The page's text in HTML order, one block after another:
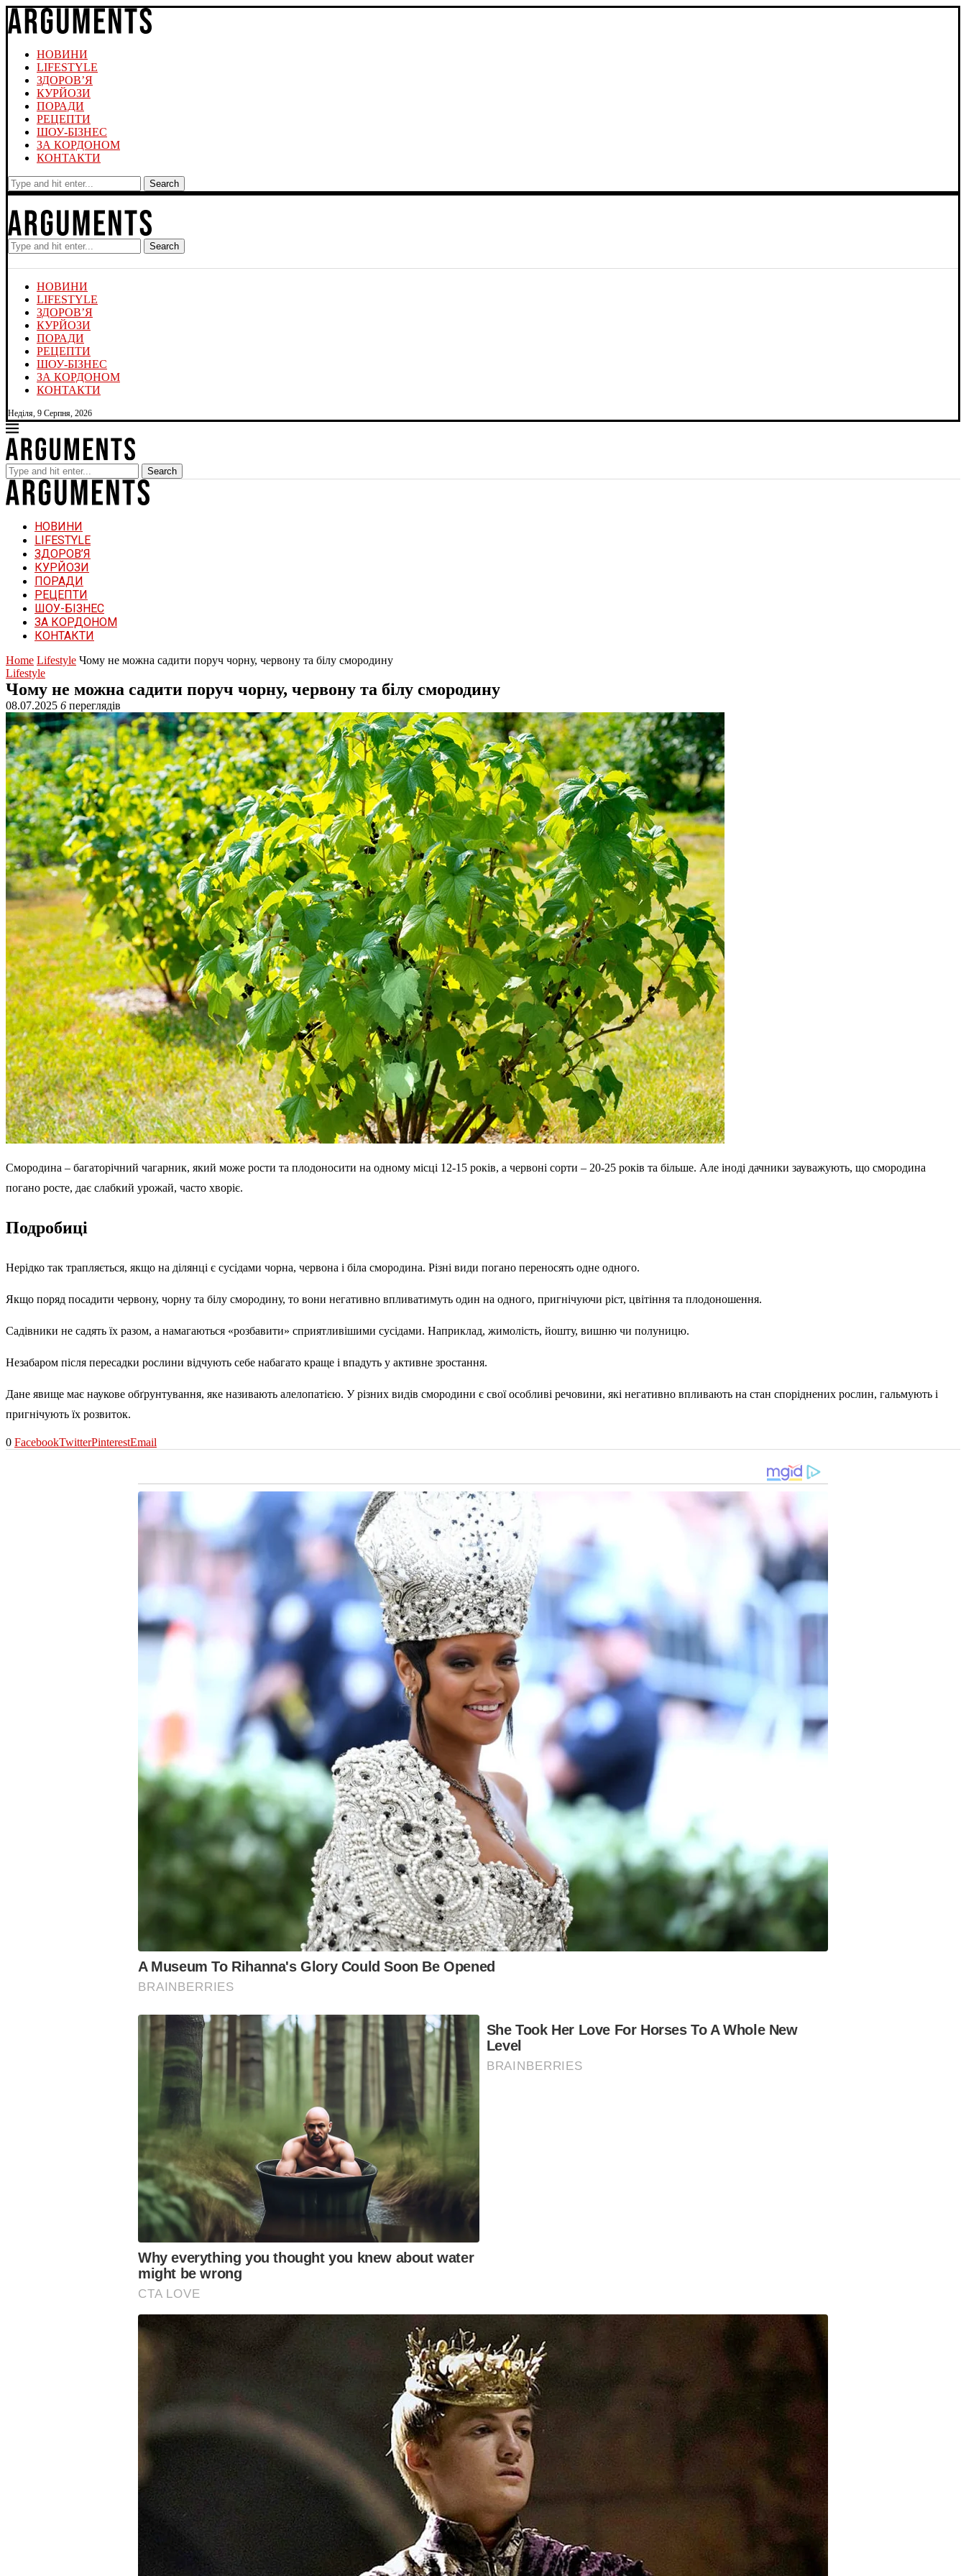
НОВИНИ
LIFESTYLE
ЗДОРОВ’Я
КУРЙОЗИ
ПОРАДИ
РЕЦЕПТИ
ШОУ-БІЗНЕС
ЗА КОРДОНОМ
КОНТАКТИ
Search
Search
НОВИНИ
LIFESTYLE
ЗДОРОВ’Я
КУРЙОЗИ
ПОРАДИ
РЕЦЕПТИ
ШОУ-БІЗНЕС
ЗА КОРДОНОМ
КОНТАКТИ
Неділя, 9 Серпня, 2026
Search
НОВИНИ
LIFESTYLE
ЗДОРОВ’Я
КУРЙОЗИ
ПОРАДИ
РЕЦЕПТИ
ШОУ-БІЗНЕС
ЗА КОРДОНОМ
КОНТАКТИ
Home Lifestyle Чому не можна садити поруч чорну, червону та білу смородину
Lifestyle
Чому не можна садити поруч чорну, червону та білу смородину
08.07.2025 6 переглядів
Смородина – багаторічний чагарник, який може рости та плодоносити на одному місці 12-15 років, а червоні сорти – 20-25 років та більше. Але іноді дачники зауважують, що смородина
погано росте, дає слабкий урожай, часто хворіє.
Подробиці
Нерідко так трапляється, якщо на ділянці є сусідами чорна, червона і біла смородина. Різні види погано переносять одне одного.
Якщо поряд посадити червону, чорну та білу смородину, то вони негативно впливатимуть один на одного, пригнічуючи ріст, цвітіння та плодоношення.
Садівники не садять їх разом, а намагаються «розбавити» сприятливішими сусідами. Наприклад, жимолість, йошту, вишню чи полуницю.
Незабаром після пересадки рослини відчують себе набагато краще і впадуть у активне зростання.
Дане явище має наукове обґрунтування, яке називають алелопатією. У різних видів смородини є свої особливі речовини, які негативно впливають на стан споріднених рослин, гальмують і
пригнічують їх розвиток.
0 FacebookTwitterPinterestEmail